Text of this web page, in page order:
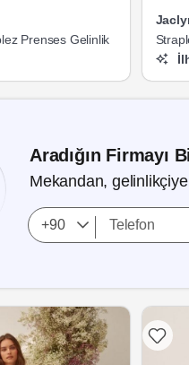
Prenses Gelinlik
Aradığın Firmayı
Mekandan,